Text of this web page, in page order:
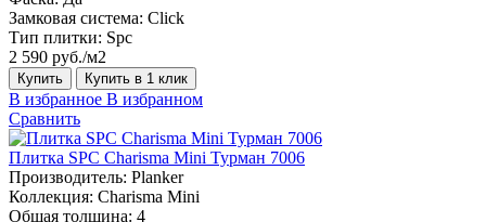
Замковая система: Click
Тип плитки: Spc
2 590 руб./м2
Купить Купить в 1 клик
В избранное В избранном
Сравнить
Плитка SPC Charisma Mini Турман 7006
Производитель: Planker
Коллекция: Charisma Mini
Общая толщина: 4